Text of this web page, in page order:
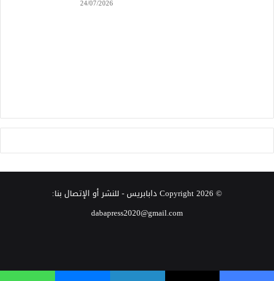
24/07/2026
© Copyright 2026 دابابريس- للنشر أو الإتصال بنا:
dabapress2020@gmail.com